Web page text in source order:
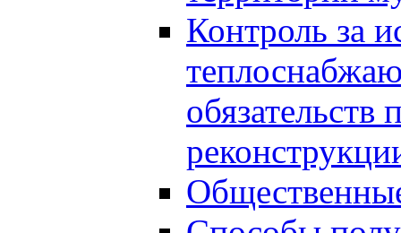
Контроль за
обязательств